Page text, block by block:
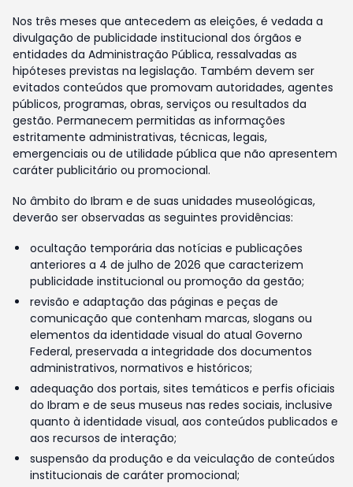
Nos três meses que antecedem as eleições, é vedada a
divulgação de publicidade institucional dos órgãos e
entidades da Administração Pública, ressalvadas as
hipóteses previstas na legislação. Também devem ser
evitados conteúdos que promovam autoridades, agentes
públicos, programas, obras, serviços ou resultados da
gestão. Permanecem permitidas as informações
estritamente administrativas, técnicas, legais,
emergenciais ou de utilidade pública que não apresentem
caráter publicitário ou promocional.
No âmbito do Ibram e de suas unidades museológicas,
deverão ser observadas as seguintes providências:
ocultação temporária das notícias e publicações
anteriores a 4 de julho de 2026 que caracterizem
publicidade institucional ou promoção da gestão;
revisão e adaptação das páginas e peças de
comunicação que contenham marcas, slogans ou
elementos da identidade visual do atual Governo
Federal, preservada a integridade dos documentos
administrativos, normativos e históricos;
adequação dos portais, sites temáticos e perfis oficiais
do Ibram e de seus museus nas redes sociais, inclusive
quanto à identidade visual, aos conteúdos publicados e
aos recursos de interação;
suspensão da produção e da veiculação de conteúdos
institucionais de caráter promocional;